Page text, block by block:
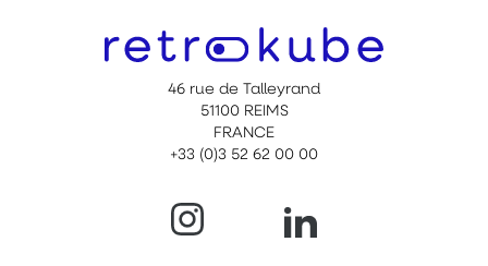
46 rue de Talleyrand
51100 REIMS
FRANCE
+33 (0)3 52 62 00 00